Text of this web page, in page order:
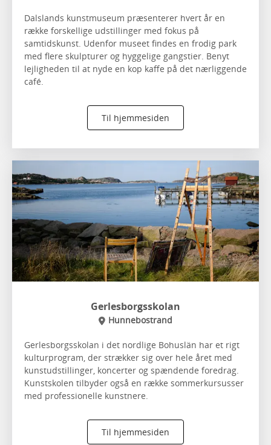
Dalslands kunstmuseum præsenterer hvert år en
række forskellige udstillinger med fokus på
samtidskunst. Udenfor museet findes en frodig park
med flere skulpturer og hyggelige gangstier. Benyt
lejligheden til at nyde en kop kaffe på det nærliggende
café.
Til hjemmesiden
Gerlesborgsskolan
Hunnebostrand
Gerlesborgsskolan i det nordlige Bohuslän har et rigt
kulturprogram, der strækker sig over hele året med
kunstudstillinger, koncerter og spændende foredrag.
Kunstskolen tilbyder også en række sommerkursusser
med professionelle kunstnere.
Til hjemmesiden